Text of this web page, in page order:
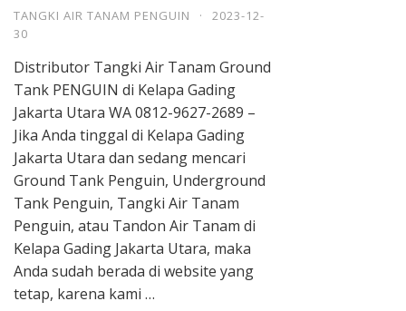
TANGKI AIR TANAM PENGUIN ·
2023-12-
30
Distributor Tangki Air Tanam Ground
Tank PENGUIN di Kelapa Gading
Jakarta Utara WA 0812-9627-2689 –
Jika Anda tinggal di Kelapa Gading
Jakarta Utara dan sedang mencari
Ground Tank Penguin, Underground
Tank Penguin, Tangki Air Tanam
Penguin, atau Tandon Air Tanam di
Kelapa Gading Jakarta Utara, maka
Anda sudah berada di website yang
tetap, karena kami …